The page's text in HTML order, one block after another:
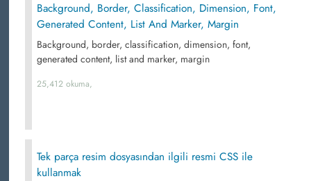
Background, Border, Classification, Dimension, Font,
Generated Content, List And Marker, Margin
Background, border, classification, dimension, font,
generated content, list and marker, margin
25,412 okuma,
Tek parça resim dosyasından ilgili resmi CSS ile
kullanmak